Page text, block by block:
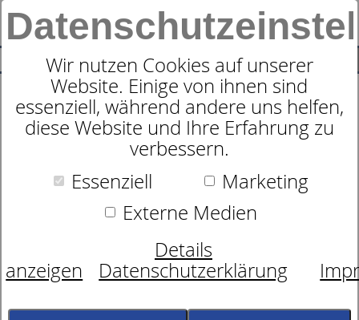
Wir nutzen Cookies auf unserer
Website. Einige von ihnen sind
essenziell, während andere uns helfen,
diese Website und Ihre Erfahrung zu
verbessern.
Essenziell
Marketing
Externe Medien
Details
anzeigen
Datenschutzerklärung
SUCHE
0
Geschirrtuch Halbleinen